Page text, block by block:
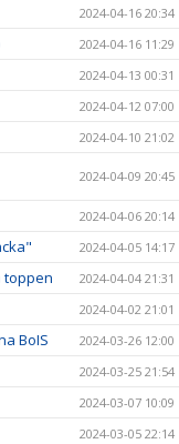
2024-04-16 20:34
2024-04-16 11:29
2024-04-13 00:31
2024-04-12 07:00
2024-04-10 21:02
2024-04-09 20:45
2024-04-06 20:14
2024-04-05 14:17
toppen 2024-04-04 21:31
2024-04-02 21:01
BoIS 2024-03-26 12:00
2024-03-25 21:54
2024-03-07 10:09
2024-03-05 22:14